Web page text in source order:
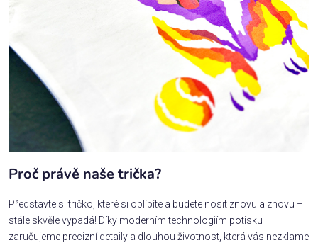
Proč právě naše trička?
Představte si tričko, které si oblíbíte a budete nosit znovu a znovu –
stále skvěle vypadá! Díky moderním technologiím potisku
zaručujeme precizní detaily a dlouhou životnost, která vás nezklame